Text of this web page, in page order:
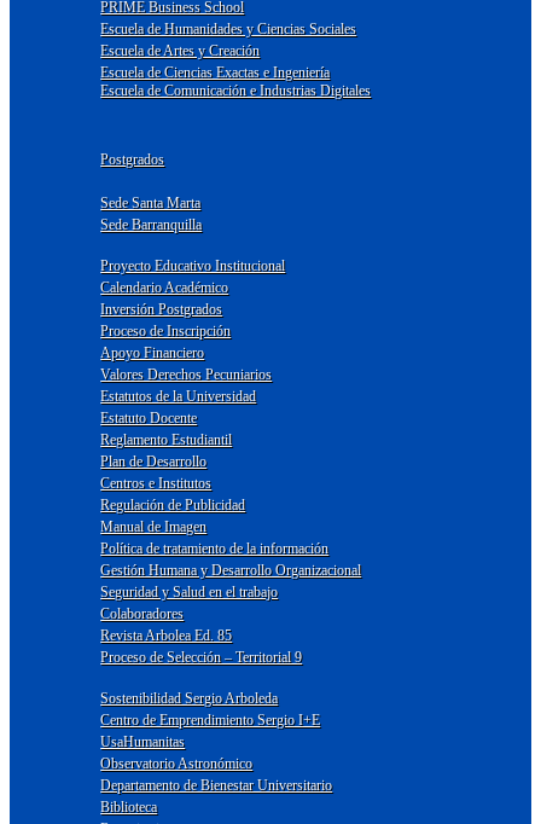
PRIME Business School
Escuela de Humanidades y Ciencias Sociales
Escuela de Artes y Creación
Escuela de Ciencias Exactas e Ingeniería
Escuela de Comunicación e Industrias Digitales
Postgrados
Sede Santa Marta
Sede Barranquilla
Proyecto Educativo Institucional
Calendario Académico
Inversión Postgrados
Proceso de Inscripción
Apoyo Financiero
Valores Derechos Pecuniarios
Estatutos de la Universidad
Estatuto Docente
Reglamento Estudiantil
Plan de Desarrollo
Centros e Institutos
Regulación de Publicidad
Manual de Imagen
Política de tratamiento de la información
Gestión Humana y Desarrollo Organizacional
Seguridad y Salud en el trabajo
Colaboradores
Revista Arbolea Ed. 85
Proceso de Selección – Territorial 9
Sostenibilidad Sergio Arboleda
Centro de Emprendimiento Sergio I+E
UsaHumanitas
Observatorio Astronómico
Departamento de Bienestar Universitario
Biblioteca